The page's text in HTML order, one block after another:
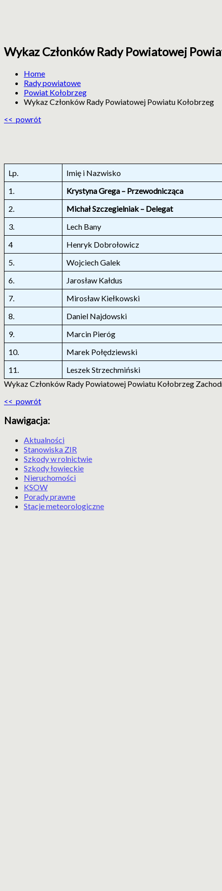
ZIR
Zachodniopomorska
Rolnicza
Wykaz Członków Rady Powiatowej
Home
Rady powiatowe
Powiat Kołobrzeg
Wykaz Członków Rady Powiatowej Powiatu Kołobrzeg
<< powrót
Lp. Imię i Nazwisko
1.
Krystyna Grega – Przewodnicząca
2.
Michał Szczegielniak – Delegat
3.
Lech Bany
4
Henryk Dobrołowicz
5.
Wojciech Galek
6.
Jarosław Kałdus
7.
Mirosław Kiełkowski
8.
Daniel Najdowski
9.
Marcin Pieróg
10.
Marek Połędziewski
11.
Leszek Strzechmiński
Wykaz Członków Rady Powiatowej Powiatu Kołobrzeg
<< powrót
Nawigacja:
Aktualności
Stanowiska ZIR
Szkody w rolnictwie
Szkody łowieckie
Nieruchomości
KSOW
Porady prawne
Stacje meteorologiczne